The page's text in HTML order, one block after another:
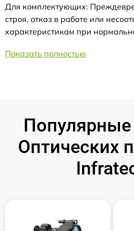
Для комплектующих:
строя, отказ в работе или
характеристикам при
Показать полностью
Оптических